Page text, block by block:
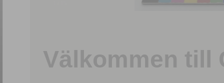
Välkommen till